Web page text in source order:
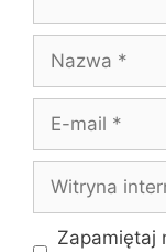
Nazwa
Witryna
internetowa
Zapamiętaj